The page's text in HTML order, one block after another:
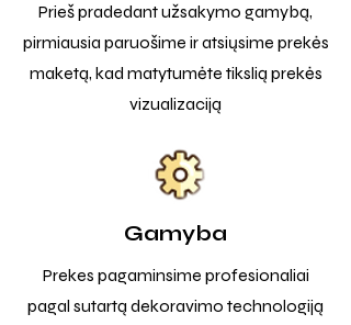
Prieš pradedant užsakymo gamybą,
pirmiausia paruošime ir atsiųsime prekės
maketą, kad matytumėte tikslią prekės
vizualizaciją
Gamyba
Prekes pagaminsime profesionaliai
pagal sutartą dekoravimo technologiją